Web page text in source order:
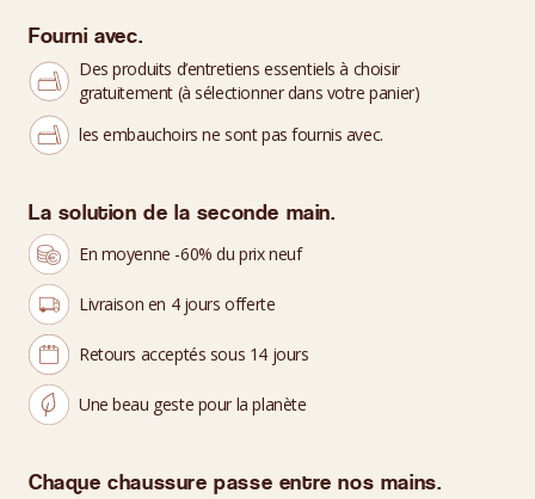
Fourni avec.
Des produits d’entretiens essentiels à choisir
gratuitement (à sélectionner dans votre panier)
les embauchoirs ne sont pas fournis avec.
La solution de la seconde main.
En moyenne -60% du prix neuf
Livraison en 4 jours offerte
Retours acceptés sous 14 jours
Une beau geste pour la planète
Chaque chaussure passe entre nos mains.